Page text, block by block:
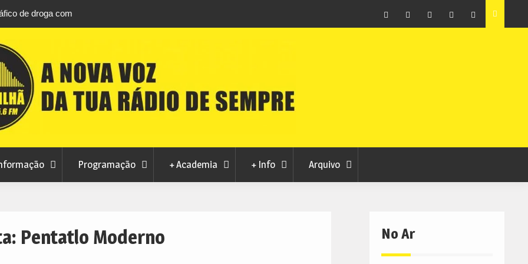
de droga com
fluvial este fim de semana
Município de Belmonte alerta para tentativa de fraude
em nome da autarquia
Programação + Academia + Info Arquivo
Pentatlo Moderno No Ar